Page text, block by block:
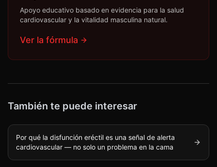
Apoyo educativo basado en evidencia para la salud
cardiovascular y la vitalidad masculina natural.
Ver la fórmula
También te puede interesar
Por qué la disfunción eréctil es una señal de alerta
cardiovascular — no solo un problema en la cama